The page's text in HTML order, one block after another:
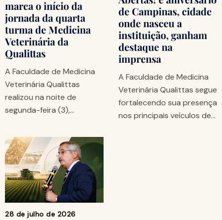
marca o início da
jornada da quarta
turma de Medicina
Veterinária da
Qualittas
A Faculdade de Medicina
Veterinária Qualittas
realizou na noite de
segunda-feira (3),…
de Campinas, cidade
onde nasceu a
instituição, ganham
destaque na
imprensa
A Faculdade de Medicina
Veterinária Qualittas segue
fortalecendo sua presença
nos principais veículos de…
28 de julho de 2026